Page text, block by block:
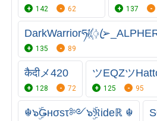
142 62 137
135 89
कैदीメ420
128 72
ツEQZツ
125 95
☬๖ۣۜǤнσsτ༻๖ۣۜℜideℝ ☬